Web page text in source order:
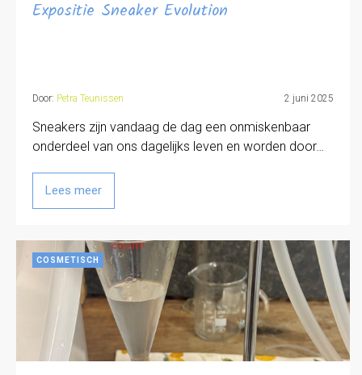
Expositie Sneaker Evolution
Door: Petra Teunissen 2 juni 2025
Sneakers zijn vandaag de dag een onmiskenbaar
onderdeel van ons dagelijks leven en worden door…
Lees meer
COSMETISCH